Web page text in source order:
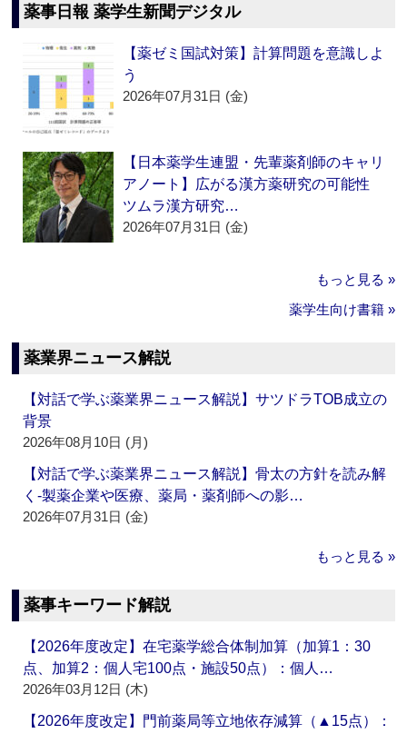
薬事日報 薬学生新聞デジタル
【薬ゼミ国試対策】計算問題を意識しよ
う
2026年07月31日 (金)
【日本薬学生連盟・先輩薬剤師のキャリ
アノート】広がる漢方薬研究の可能性
ツムラ漢方研究…
2026年07月31日 (金)
もっと見る »
薬学生向け書籍 »
薬業界ニュース解説
【対話で学ぶ薬業界ニュース解説】サツドラTOB成立の
背景
2026年08月10日 (月)
【対話で学ぶ薬業界ニュース解説】骨太の方針を読み解
く‐製薬企業や医療、薬局・薬剤師への影…
2026年07月31日 (金)
もっと見る »
薬事キーワード解説
【2026年度改定】在宅薬学総合体制加算（加算1：30
点、加算2：個人宅100点・施設50点）：個人…
2026年03月12日 (木)
【2026年度改定】門前薬局等立地依存減算（▲15点）：